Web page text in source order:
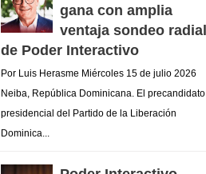
gana con amplia
ventaja sondeo radial
de Poder Interactivo
Por Luis Herasme Miércoles 15 de julio 2026
Neiba, República Dominicana. El precandidato
presidencial del Partido de la Liberación
Dominica...